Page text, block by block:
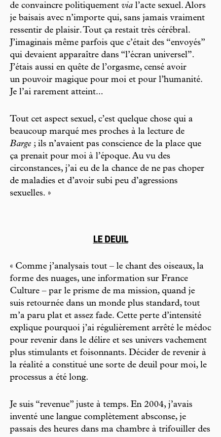
de convaincre politiquement via l’acte sexuel. Alors
je baisais avec n’importe qui, sans jamais vraiment
ressentir de plaisir. Tout ça restait très cérébral.
J’imaginais même parfois que c’était des “envoyés”
qui devaient apparaître dans “l’écran universel”.
J’étais aussi en quête de l’orgasme, censé avoir
un pouvoir magique pour moi et pour l’humanité.
Je l’ai rarement atteint...
Tout cet aspect sexuel, c’est quelque chose qui a
beaucoup marqué mes proches à la lecture de
Barge ; ils n’avaient pas conscience de la place que
ça prenait pour moi à l’époque. Au vu des
circonstances, j’ai eu de la chance de ne pas choper
de maladies et d’avoir subi peu d’agressions
sexuelles. »
LE DEUIL
« Comme j’analysais tout – le chant des oiseaux, la
forme des nuages, une information sur France
Culture – par le prisme de ma mission, quand je
suis retournée dans un monde plus standard, tout
m’a paru plat et assez fade. Cette perte d’intensité
explique pourquoi j’ai régulièrement arrêté le médoc
pour revenir dans le délire et ses univers vachement
plus stimulants et foisonnants. Décider de revenir à
la réalité a constitué une sorte de deuil pour moi, le
processus a été long.
Je suis “revenue” juste à temps. En 2004, j’avais
inventé une langue complètement absconse, je
passais des heures dans ma chambre à trifouiller des